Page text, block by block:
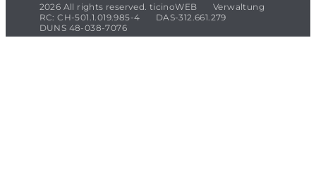
2026 All rights reserved. ticinoWEB
Verwaltung
RC: CH-501.1.019.985-4
DAS-312.661.279
DUNS 48-038-7076